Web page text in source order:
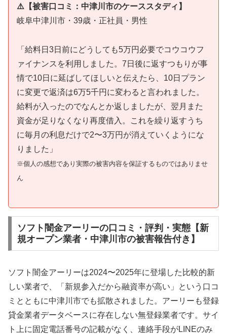
⚠️【被害口コミ：中津川市のケーススタディ】
岐阜中津川市・39歳・正社員・男性
「給料日3日前にどうしても5万円必要でコウコウフ
ァイナンスを利用しました。7日後に返すつもりが事
情で10日に延ばしてほしいと伝えたら、10日プラン
に変更で返済は6万5千円に変わると言われました。
給料が入ったのでなんとか返しましたが、翌月また
資金が足りなくなり再度借入。これを繰り返すうち
に毎月の利息だけで2〜3万円が消えていくようにな
りました」
※個人の感想であり実際の被害内容を保証するものではありませ
ん
ソフト闇金アーリーの口コミ・評判・実態【新
規オープン業者・中津川市の被害報告付き】
ソフト闇金アーリーは2024〜2025年に登場した比較的新
しい業者で、「新規参入だから融資率が高い」という口コ
ミとともに中津川市でも拡散されました。アーリーも登録
貸金業者データベースに存在しない無登録業者です。サイ
ト上に固定電話番号の記載がなく、連絡手段がLINEのみ